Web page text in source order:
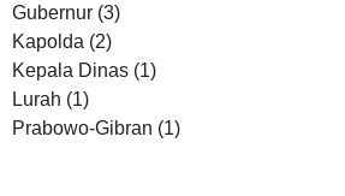
Gubernur (3)
Kapolda (2)
Kepala Dinas (1)
Lurah (1)
Prabowo-Gibran (1)